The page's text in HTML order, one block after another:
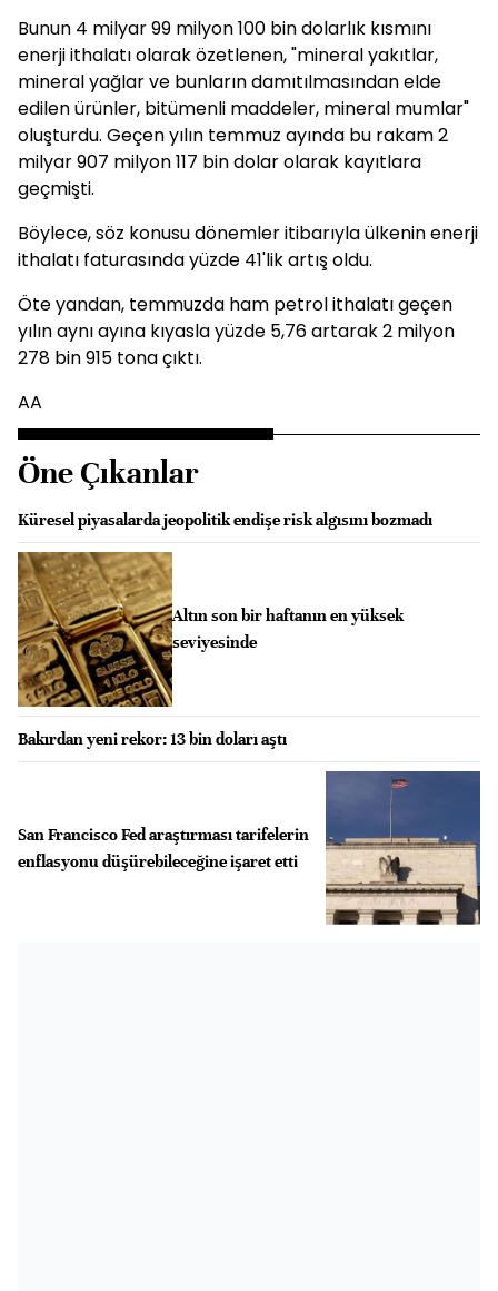
Bunun 4 milyar 99 milyon 100 bin dolarlık kısmını
enerji ithalatı olarak özetlenen, "mineral yakıtlar,
mineral yağlar ve bunların damıtılmasından elde
edilen ürünler, bitümenli maddeler, mineral mumlar"
oluşturdu. Geçen yılın temmuz ayında bu rakam 2
milyar 907 milyon 117 bin dolar olarak kayıtlara
geçmişti.
Böylece, söz konusu dönemler itibarıyla ülkenin enerji
ithalatı faturasında yüzde 41'lik artış oldu.
Öte yandan, temmuzda ham petrol ithalatı geçen
yılın aynı ayına kıyasla yüzde 5,76 artarak 2 milyon
278 bin 915 tona çıktı.
AA
Öne Çıkanlar
Küresel piyasalarda jeopolitik endişe risk algısını bozmadı
Altın son bir haftanın en yüksek
seviyesinde
Bakırdan yeni rekor: 13 bin doları aştı
San Francisco Fed araştırması tarifelerin
enflasyonu düşürebileceğine işaret etti